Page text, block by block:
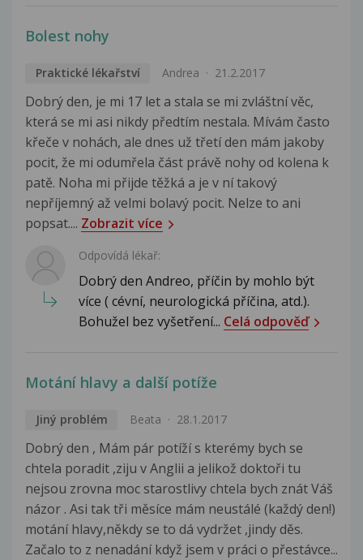
Bolest nohy
Praktické lékařství Andrea 21.2.2017
Dobrý den, je mi 17 let a stala se mi zvláštní věc,
která se mi asi nikdy předtím nestala. Mívám často
křeče v nohách, ale dnes už třetí den mám jakoby
pocit, že mi odumřela část právě nohy od kolena k
patě. Noha mi přijde těžká a je v ní takový
nepříjemný až velmi bolavý pocit. Nelze to ani
popsat.... Zobrazit více
Odpovídá lékař:
Dobrý den Andreo, příčin by mohlo být
více ( cévní, neurologická příčina, atd.).
Bohužel bez vyšetření... Celá odpověď
Motání hlavy a další potíže
Jiný problém Beata 28.1.2017
Dobrý den , Mám pár potíží s kterémy bych se
chtela poradit ,ziju v Anglii a jelikož doktoři tu
nejsou zrovna moc starostlivy chtela bych znát Váš
názor . Asi tak tři měsíce mám neustálé (každý den!)
motání hlavy,někdy se to dá vydržet ,jindy děs.
Začalo to z nenadání když jsem v práci o přestávce...